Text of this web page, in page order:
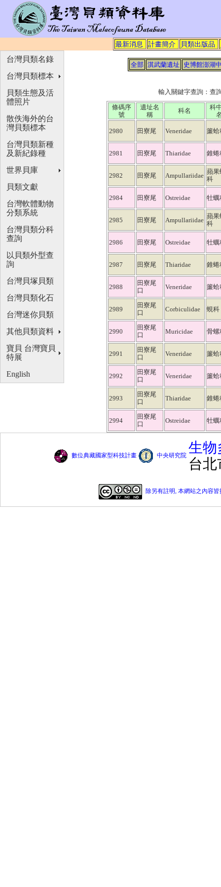
最新消息 計畫簡介 貝類出版品
全部 淇武蘭遺址 史博館澎湖
輸入關鍵字查詢：查
條碼序
號
遺址名
稱
科名
科
2980 田寮尾 Veneridae 簾蛤
2981 田寮尾 Thiaridae 錐蜷
2982 田寮尾 Ampullariidae
蘋果
科
2984 田寮尾 Ostreidae 牡蠣
2985 田寮尾 Ampullariidae
蘋果
科
2986 田寮尾 Ostreidae 牡蠣
2987 田寮尾 Thiaridae 錐蜷
2988
田寮尾
口
Veneridae 簾蛤
2989
田寮尾
口
Corbiculidae 蜆科
2990
田寮尾
口
Muricidae 骨螺
2991
田寮尾
口
Veneridae 簾蛤
2992
田寮尾
口
Veneridae 簾蛤
2993
田寮尾
口
Thiaridae 錐蜷
2994
田寮尾
口
Ostreidae 牡蠣
台灣貝類名錄
台灣貝類標本
貝類生態及活
體照片
散佚海外的台
灣貝類標本
台灣貝類新種
及新紀錄種
世界貝庫
貝類文獻
台灣軟體動物
分類系統
台灣貝類分科
查詢
以貝類外型查
詢
台灣貝塚貝類
台灣貝類化石
台灣迷你貝類
其他貝類資料
寶貝 台灣寶貝
特展
English
數位典藏國家型科技計畫 中央研究院 生物
台北
除另有註明, 本網站之內容